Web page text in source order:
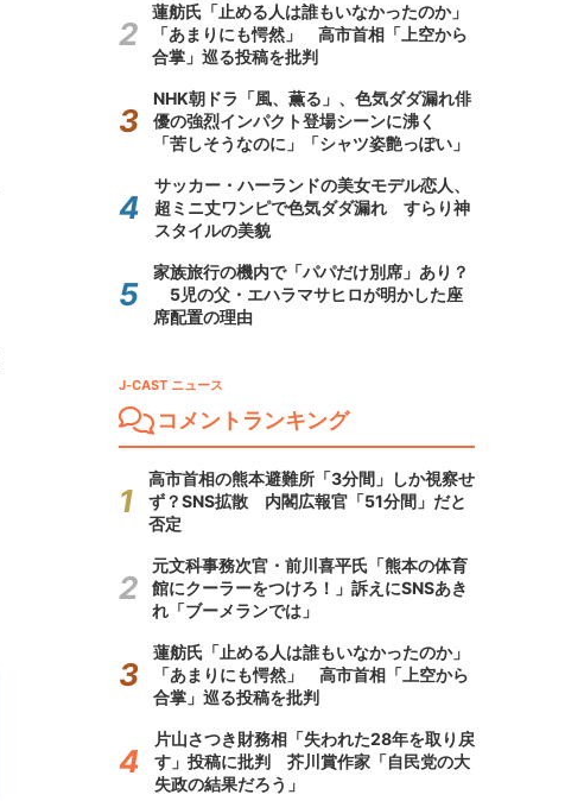
蓮舫氏「止める人は誰もいなかったのか」
「あまりにも愕然」 高市首相「上空から
合掌」巡る投稿を批判
NHK朝ドラ「風、薫る」、色気ダダ漏れ俳
優の強烈インパクト登場シーンに沸く
「苦しそうなのに」「シャツ姿艶っぽい」
サッカー・ハーランドの美女モデル恋人、
超ミニ丈ワンピで色気ダダ漏れ すらり神
スタイルの美貌
家族旅行の機内で「パパだけ別席」あり？
5児の父・エハラマサヒロが明かした座
席配置の理由
J-CAST ニュース
コメントランキング
高市首相の熊本避難所「3分間」しか視察せ
ず？SNS拡散 内閣広報官「51分間」だと
否定
元文科事務次官・前川喜平氏「熊本の体育
館にクーラーをつけろ！」訴えにSNSあき
れ「ブーメランでは」
蓮舫氏「止める人は誰もいなかったのか」
「あまりにも愕然」 高市首相「上空から
合掌」巡る投稿を批判
片山さつき財務相「失われた28年を取り戻
す」投稿に批判 芥川賞作家「自民党の大
失政の結果だろう」